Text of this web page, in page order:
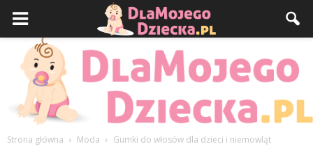
Strona główna Moda Gumki do włosów dla dzieci i niemowląt